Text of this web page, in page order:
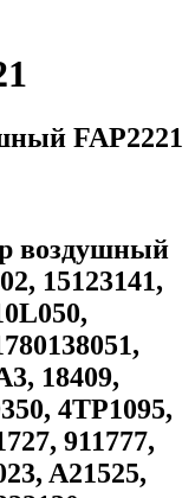
FAP2221
воздушный
15123141,
18409,
4TP1095,
911777,
A21525,